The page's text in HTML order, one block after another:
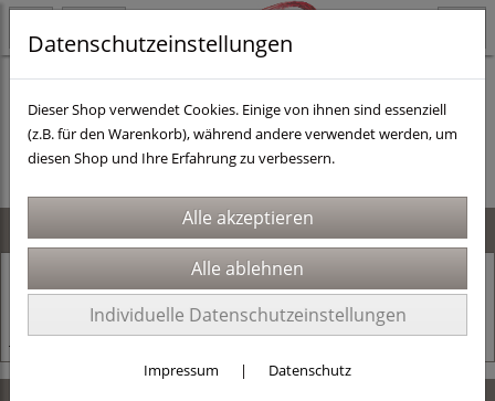
Es wurden leider keine Produkte gefunden.
News
Alles muss raus!
Jetzt mit dem Code Jahresschluss 30% sparen!
Datenschutzeinstellungen
Dieser Shop verwendet Cookies. Einige von ihnen sind essenziell
(z.B. für den Warenkorb), während andere verwendet werden, um
diesen Shop und Ihre Erfahrung zu verbessern.
Individuelle Datenschutzeinstellungen
Impressum | Datenschutz